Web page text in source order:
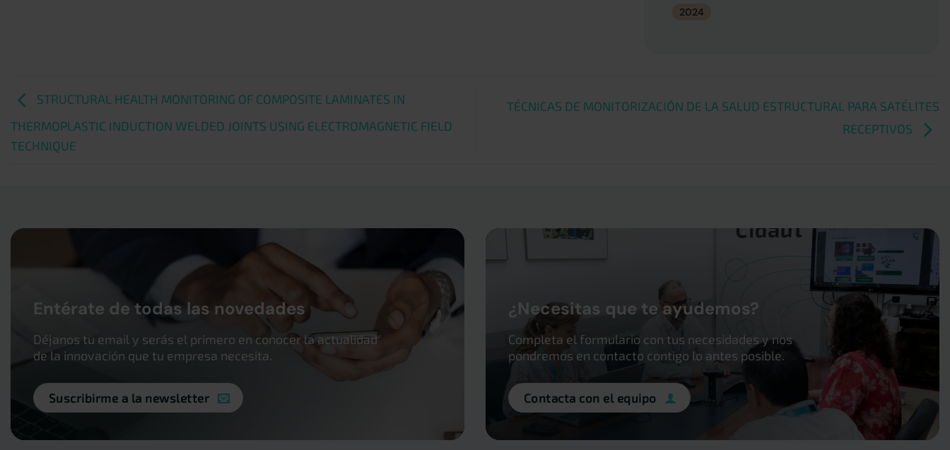
2024
STRUCTURAL HEALTH MONITORING OF COMPOSITE LAMINATES IN
THERMOPLASTIC INDUCTION WELDED JOINTS USING ELECTROMAGNETIC FIELD
TECHNIQUE
TÉCNICAS DE MONITORIZACIÓN DE LA SALUD ESTRUCTURAL PARA SATÉLITES
RECEPTIVOS
Entérate de todas las novedades
Déjanos tu email y serás el primero en conocer la actualidad
de la innovación que tu empresa necesita.
Suscribirme a la newsletter
¿Necesitas que te ayudemos?
Completa el formulario con tus necesidades y nos
pondremos en contacto contigo lo antes posible.
Contacta con el equipo